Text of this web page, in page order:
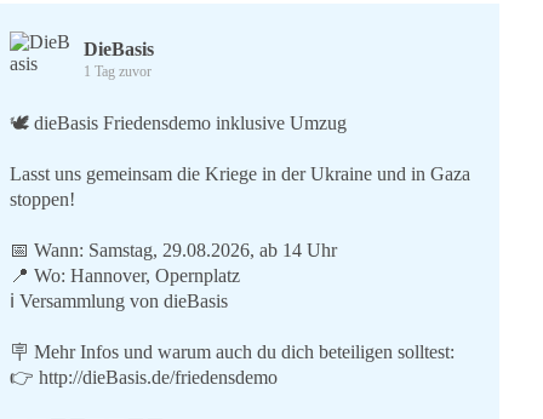
DieBasis
1 Tag zuvor
🕊 dieBasis Friedensdemo inklusive Umzug
Lasst uns gemeinsam die Kriege in der Ukraine und in Gaza
stoppen!
📅 Wann: Samstag, 29.08.2026, ab 14 Uhr
📍 Wo: Hannover, Opernplatz
ℹ️ Versammlung von dieBasis
🪧 Mehr Infos und warum auch du dich beteiligen solltest:
👉 http://dieBasis.de/friedensdemo